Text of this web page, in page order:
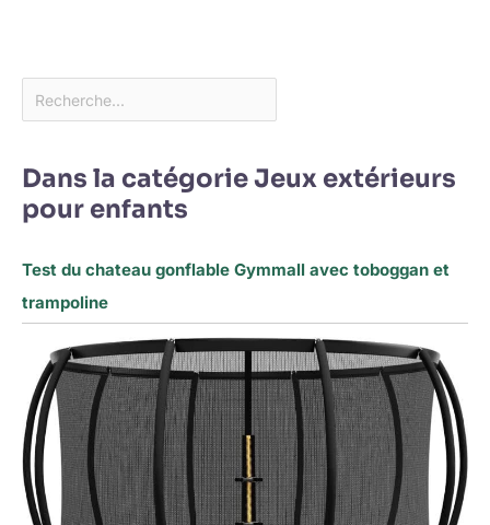
Dans la catégorie Jeux extérieurs
pour enfants
Test du chateau gonflable Gymmall avec toboggan et
trampoline